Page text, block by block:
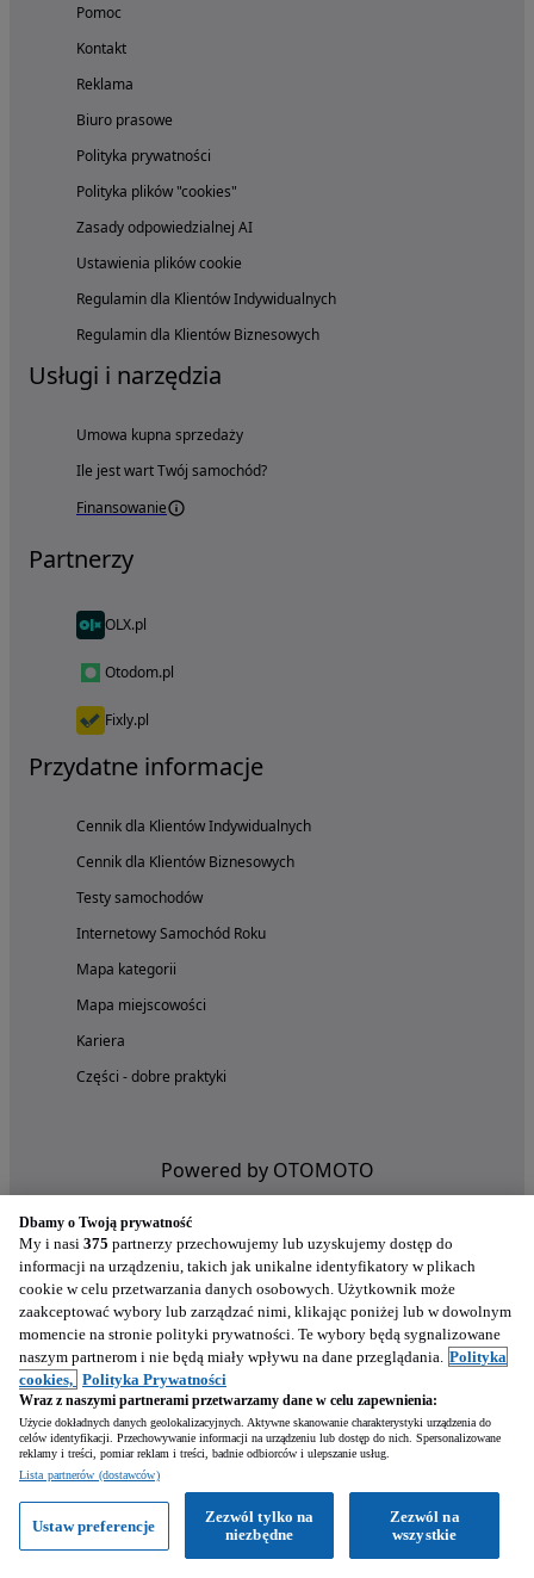
Pomoc
Kontakt
Reklama
Biuro prasowe
Polityka prywatności
Polityka plików "cookies"
Zasady odpowiedzialnej AI
Ustawienia plików cookie
Regulamin dla Klientów Indywidualnych
Regulamin dla Klientów Biznesowych
Usługi i narzędzia
Umowa kupna sprzedaży
Ile jest wart Twój samochód?
Finansowanie
Partnerzy
OLX.pl
Otodom.pl
Fixly.pl
Przydatne informacje
Cennik dla Klientów Indywidualnych
Cennik dla Klientów Biznesowych
Testy samochodów
Internetowy Samochód Roku
Mapa kategorii
Mapa miejscowości
Kariera
Części - dobre praktyki
Powered by OTOMOTO
Nasze aplikacje w twoim telefonie
Dbamy o Twoją prywatność
My i nasi 375 partnerzy przechowujemy lub uzyskujemy dostęp do
informacji na urządzeniu, takich jak unikalne identyfikatory w plikach
cookie w celu przetwarzania danych osobowych. Użytkownik może
zaakceptować wybory lub zarządzać nimi, klikając poniżej lub w dowolnym
momencie na stronie polityki prywatności. Te wybory będą sygnalizowane
naszym partnerom i nie będą miały wpływu na dane przeglądania. Polityka
cookies, Polityka Prywatności
Wraz z naszymi partnerami przetwarzamy dane w celu zapewnienia:
Użycie dokładnych danych geolokalizacyjnych. Aktywne skanowanie charakterystyki urządzenia do
celów identyfikacji. Przechowywanie informacji na urządzeniu lub dostęp do nich. Spersonalizowane
reklamy i treści, pomiar reklam i treści, badnie odbiorców i ulepszanie usług.
Lista partnerów (dostawców)
Zezwól na
wszystkie
Zezwól tylko na
niezbędne
Ustaw preferencje